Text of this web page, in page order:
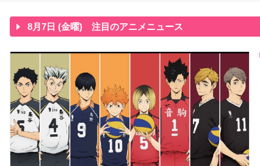
8月7日 (金曜) 注目のアニメニュース